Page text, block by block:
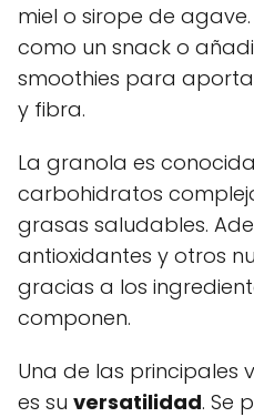
miel o sirope de
como un snack o
smoothies para
y fibra.
La granola es
carbohidratos
grasas saludables.
antioxidantes y otros
gracias a los
componen.
Una de las principales
es su versatilidad. Se